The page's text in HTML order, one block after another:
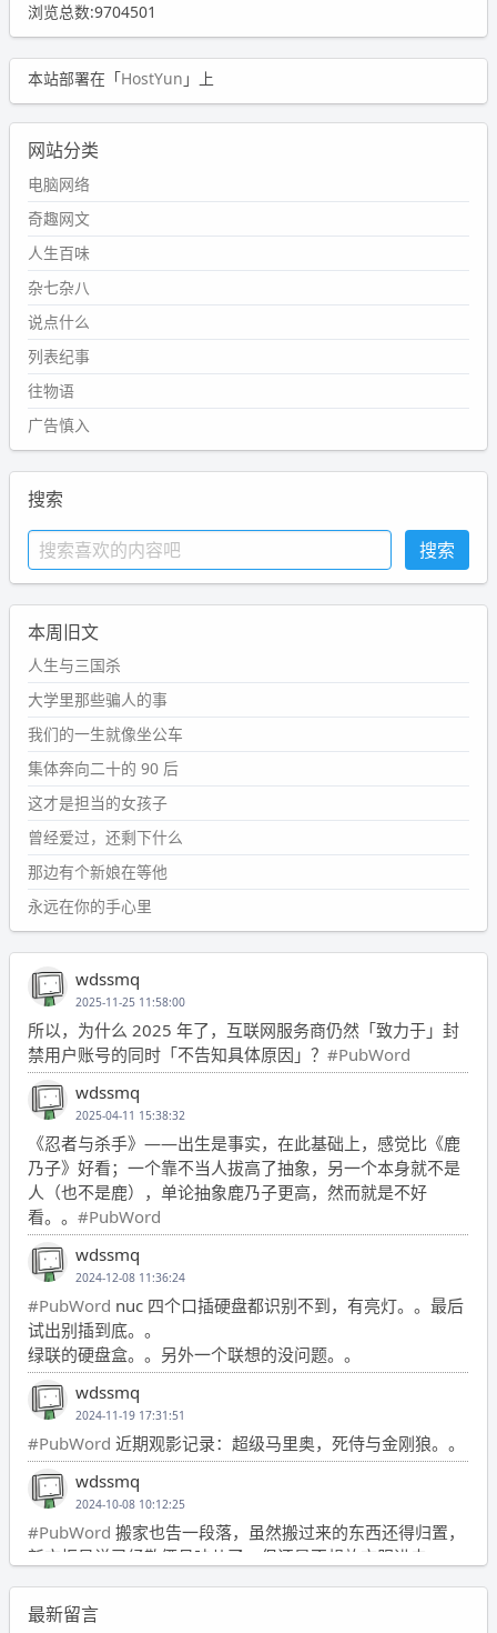
浏览总数:9704501
本站部署在「HostYun 」上
网站分类
电脑网络
奇趣网文
人生百味
杂七杂八
说点什么
列表纪事
往物语
广告慎入
搜索
本周旧文
人生与三国杀
大学里那些骗人的事
我们的一生就像坐公车
集体奔向二十的 90 后
这才是担当的女孩子
曾经爱过，还剩下什么
那边有个新娘在等他
永远在你的手心里
wdssmq
2025-11-25 11:58:00
所以，为什么 2025 年了，互联网服务商仍然「致力于」封
禁用户账号的同时「不告知具体原因」？ #PubWord
wdssmq
2025-04-11 15:38:32
《忍者与杀手》——出生是事实，在此基础上，感觉比《鹿
乃子》好看；一个靠不当人拔高了抽象，另一个本身就不是
人（也不是鹿），单论抽象鹿乃子更高，然而就是不好
看。。 #PubWord
wdssmq
2024-12-08 11:36:24
#PubWord nuc 四个口插硬盘都识别不到，有亮灯。。最后
试出别插到底。。
绿联的硬盘盒。。另外一个联想的没问题。。
wdssmq
2024-11-19 17:31:51
#PubWord 近期观影记录：超级马里奥，死侍与金刚狼。。
wdssmq
2024-10-08 10:12:25
#PubWord 搬家也告一段落，虽然搬过来的东西还得归置，
新衣柜虽说已经散俩月味儿了，但还是不想放衣服进去。
wdssmq
2024-09-23 21:00:49
最新留言